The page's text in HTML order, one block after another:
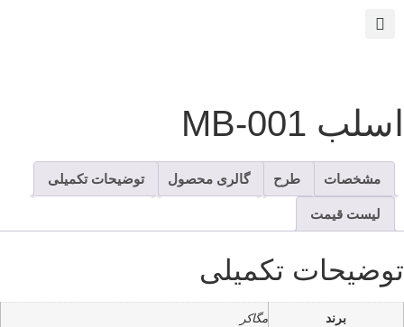
اسلب MB-001
مشخصات طرح گالری محصول توضیحات تکمیلی
لیست قیمت
توضیحات تکمیلی
برند مگاکر